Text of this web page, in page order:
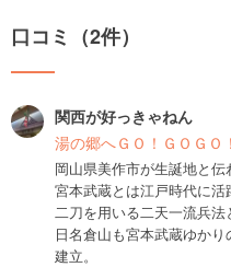
口コミ（2件）
関西が好っきゃねん
湯の郷へＧＯ！ＧＯＧＯ！
岡山県美作市が生誕地と伝
宮本武蔵とは江戸時代に活
二刀を用いる二天一流兵法
日名倉山も宮本武蔵ゆか
建立。